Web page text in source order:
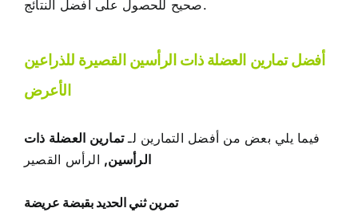
صحيح للحصول على أفضل النتائج.
أفضل تمارين العضلة ذات الرأسين القصيرة للذراعين
الأعرض
فيما يلي بعض من أفضل التمارين لـتمارين العضلة ذات
الرأسين, الرأس القصير
تمرين ثني الحديد بقبضة عريضة